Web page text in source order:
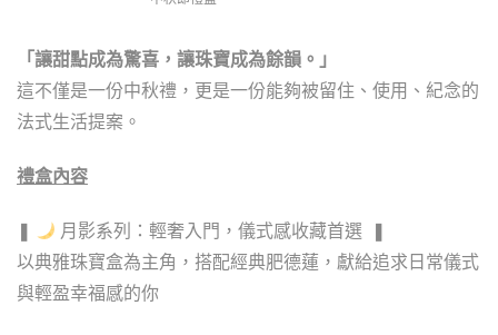
「讓甜點成為驚喜，讓珠寶成為餘韻。」
這不僅是一份中秋禮，更是一份能夠被留住、使用、紀念的
法式生活提案。
禮盒內容
❚
月影系列：輕奢入門，儀式感收藏首選 ❚
以典雅珠寶盒為主角，搭配經典肥德蓮，獻給追求日常儀式
與輕盈幸福感的你